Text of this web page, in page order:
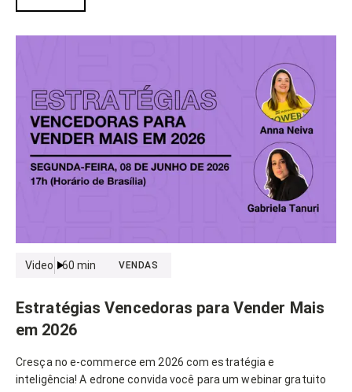
Video 60 min VENDAS
Estratégias Vencedoras para Vender Mais
em 2026
Cresça no e-commerce em 2026 com estratégia e
inteligência! A edrone convida você para um webinar gratuito